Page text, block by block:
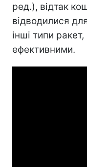
ред.), відтак
відводилися
інші типи
ефективними.